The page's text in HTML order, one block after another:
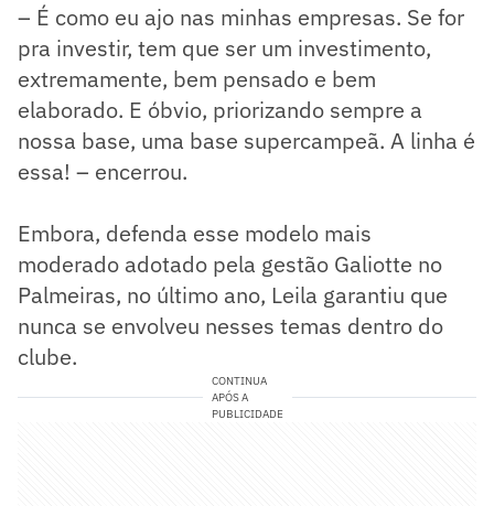
– É como eu ajo nas minhas empresas. Se for
pra investir, tem que ser um investimento,
extremamente, bem pensado e bem
elaborado. E óbvio, priorizando sempre a
nossa base, uma base supercampeã. A linha é
essa! – encerrou.
Embora, defenda esse modelo mais
moderado adotado pela gestão Galiotte no
Palmeiras, no último ano, Leila garantiu que
nunca se envolveu nesses temas dentro do
clube.
CONTINUA
APÓS A
PUBLICIDADE